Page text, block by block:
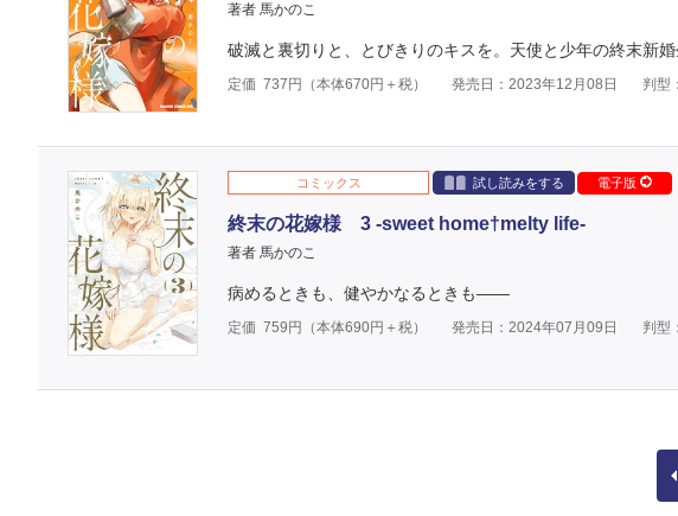
著者 馬かのこ
破滅と裏切りと、とびきりのキスを。天使と少年の終末新婚
定価 737 円（本体670円＋税） 発売日：2023年12月08日 判型
コミックス 試し読みをする 電子版
終末の花嫁様 3 -sweet home†melty life-
著者 馬かのこ
病めるときも、健やかなるときも――
定価 759 円（本体690円＋税） 発売日：2024年07月09日 判型